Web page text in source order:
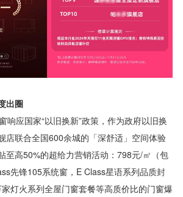
出圈
响应国家“以旧换新”政策，作为政府以旧换
店联合全国600余城的「深舒适」空间体验
至高50%的超给力营销活动：798元/㎡（包
先锋105系统窗，E Class星语系列品质封
灯火系列全屋门窗套餐等高质价比的门窗爆